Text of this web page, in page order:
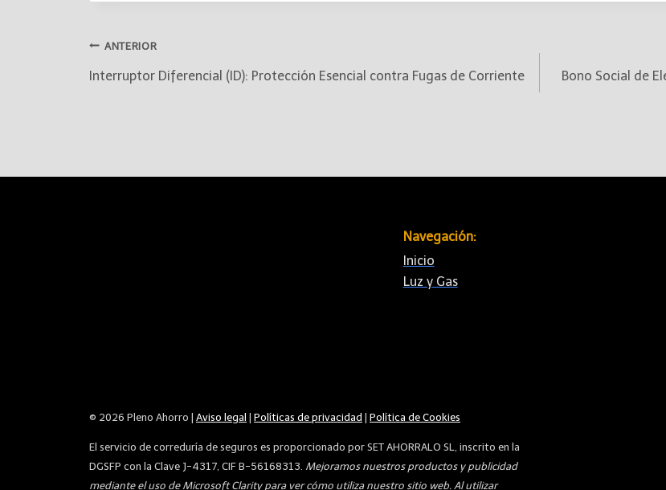
ANTERIOR
Interruptor Diferencial (ID): Protección Esencial contra Fugas de Corriente
Bono Social de
Navegación:
Inicio
Luz y Gas
© 2026 Pleno Ahorro | Aviso legal Políticas de privacidad Política de Cookies
El servicio de correduría de seguros es proporcionado por SET AHORRALO SL, inscrito en la
DGSFP con la Clave J-4317, CIF B-56168313. Mejoramos nuestros productos y publicidad
mediante el uso de Microsoft Clarity para ver cómo utiliza nuestro sitio web. Al utilizar